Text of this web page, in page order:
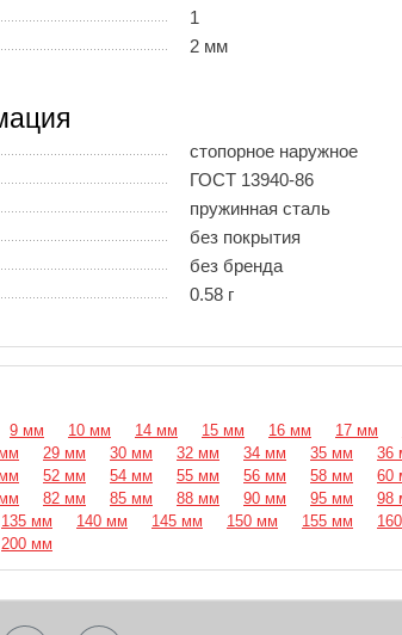
1
2 мм
стопорное наружное
ГОСТ 13940-86
пружинная сталь
без покрытия
без бренда
0.58 г
9 мм 10 мм 14 мм 15 мм 16 мм 17 мм
29 мм 30 мм 32 мм 34 мм 35 мм 36
52 мм 54 мм 55 мм 56 мм 58 мм 60
82 мм 85 мм 88 мм 90 мм 95 мм 98
135 мм 140 мм 145 мм 150 мм 155 мм
200 мм